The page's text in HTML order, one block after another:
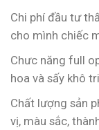
Chi phí đầu tư
cho mình chiếc
Chưc năng full
hoa và sấy khô
Chất lượng sản
vị, màu sắc,